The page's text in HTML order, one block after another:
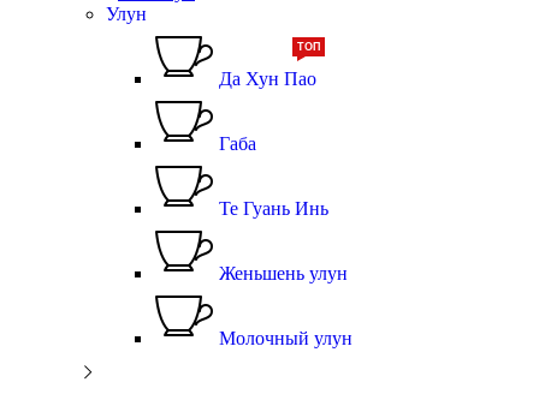
Улун
Да Хун Пао
ТОП
Габа
Те Гуань Инь
Женьшень улун
Молочный улун